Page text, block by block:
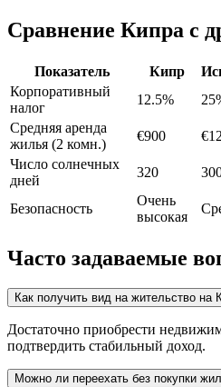
Сравнение Кипра с
Показатель Кипр
Корпоративный
налог
12.5%
Средняя аренда
жилья (2 комн.)
€900
Число солнечных
дней
320
Безопасность
Очень
высокая
Часто задаваемые
Как получить вид на жительство на
Достаточно приобрести
подтвердить стабильный доход.
Можно ли переехать без покупки